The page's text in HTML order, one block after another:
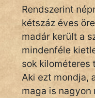
IRODALOM
SZÓLÁS
KÖZMONDÁS
PSZICHO
Rendszerint
kétszáz éves
madár került a
mindenféle
sok kilométeres
Aki ezt mondja,
maga is nagyon